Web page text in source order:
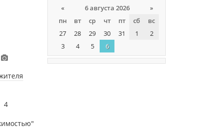
4
« 6 августа 2026
»
пн
вт ср чт пт сб
вс
27
28 29 30 31 1
2
3
4 5 6